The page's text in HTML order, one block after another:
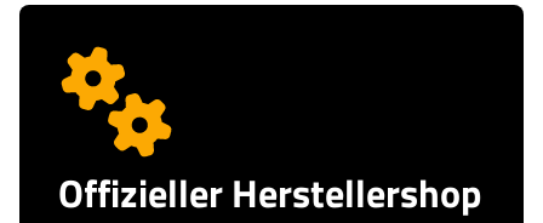
Offizieller Herstellershop